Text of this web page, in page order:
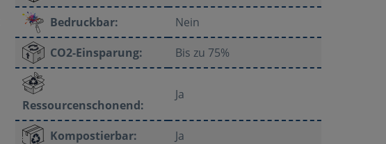
Bedruckbar:
Nein
CO2-Einsparung:
Bis zu 75%
Ressourcenschonend:
Ja
Kompostierbar:
Ja